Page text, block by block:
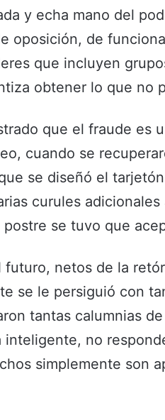
y echa mano del
oposición, de
que incluyen
obtener lo que no
que el fraude es
cuando se
se diseñó el
curules
se tuvo que
futuro, netos de la
se le persiguió con
tantas calumnias
inteligente, no
simplemente son